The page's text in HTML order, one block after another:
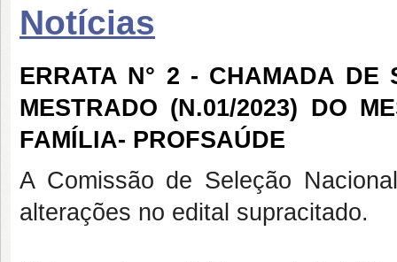
Notícias
ERRATA N° 2 - CHAMADA DE
MESTRADO (N.01/2023) DO
FAMÍLIA- PROFSAÚDE
A Comissão de Seleção
alterações no edital supracitado.